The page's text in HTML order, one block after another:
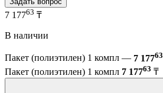
7 17763 ₸
В наличии
Пакет (полиэтилен) 1 компл — 7 17763
Пакет (полиэтилен) 1 компл 7 17763 ₸